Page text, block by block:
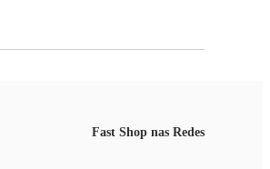
Fast Shop nas Redes